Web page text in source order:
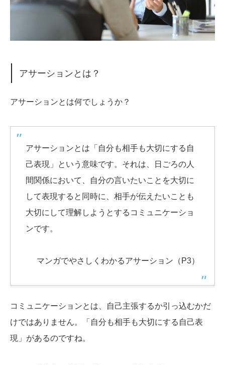
アサーションとは？
アサーションとは何でしょうか？
アサーションとは「自分も相手も大切にする自
己表現」という意味です。それは、日ごろの人
間関係において、自分の言いたいことを大切に
して表現すると同時に、相手が伝えたいことも
大切にして理解しようとするコミュニケーショ
ンです。
マンガでやさしくわかるアサーション（P3）
コミュニケーションとは、自己主張するか引っ込むかだ
けではありません。「自分も相手も大切にする自己表
現」があるのですね。